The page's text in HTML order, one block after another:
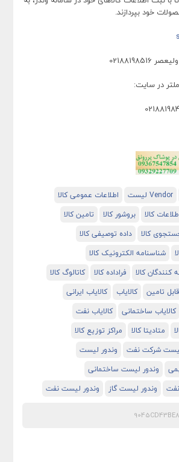
خود بپردازند.
در سایت:
Vendor لیست
اطلاعات عمومی کالا
کالا بروشور کالا
تامین کالا
کالا
داده توصیفی کالا
شناسنامه الکترونیک کالا
کنندگان کالا فراداده کالا
کاتالوگ کالا
تامین کالایاب
کالایاب ایرانی
کالایاب ساختمانی
کالایاب نفت
متادیتا کالا
مراکز توزیع کالا
شرکت نفت
وندور لیست
وندور لیست ساختمانی
وندور لیست گاز وندور لیست نفت